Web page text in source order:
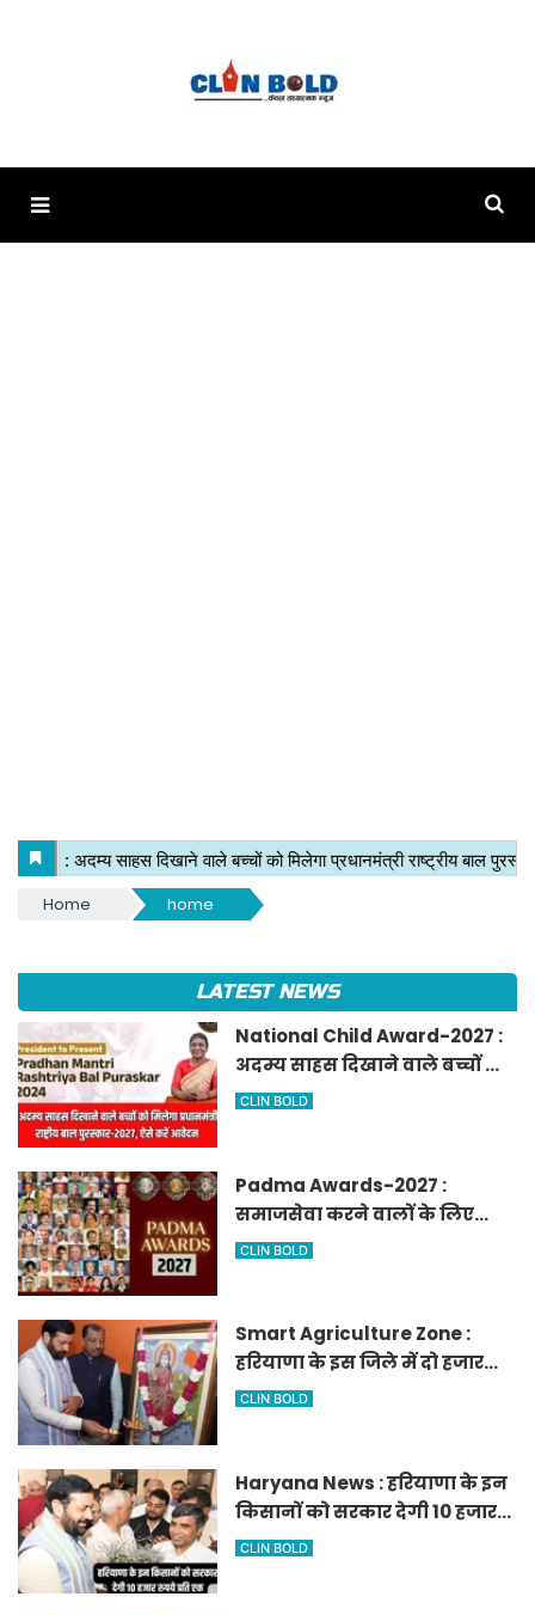
Home home
LATEST NEWS
National Child Award-2027 :
अदम्य साहस दिखाने वाले बच्चों को
मिलेगा प्रधानमंत्री राष्ट्रीय बाल
CLIN BOLD
Padma Awards-2027 :
समाजसेवा करने वालों के लिए
सुनेहरा मौका, गृह मंत्रालय ने
CLIN BOLD
Smart Agriculture Zone :
हरियाणा के इस जिले में दो हजार
एकड़ में बनेगा स्मार्ट एग्रीकल्चर
CLIN BOLD
Haryana News : हरियाणा के इन
किसानों को सरकार देगी 10 हजार
रुपये प्रति एकड़, सीएम सैनी की
CLIN BOLD